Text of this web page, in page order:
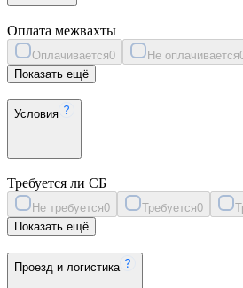
Оплата межвахты
Оплачивается0 Не оплачивается
Показать ещё
Условия
Требуется ли СБ
Не требуется0 Требуется0
Показать ещё
Проезд и логистика